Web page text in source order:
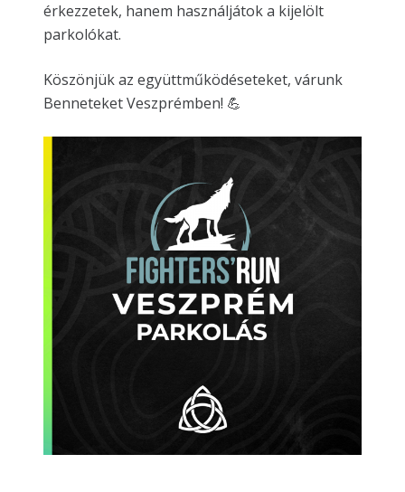
érkezzetek, hanem használjátok a kijelölt
parkolókat.
Köszönjük az együttműködéseteket, várunk
Benneteket Veszprémben! 💪